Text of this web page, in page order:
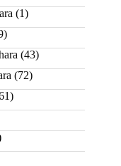
(1)
(43)
(72)